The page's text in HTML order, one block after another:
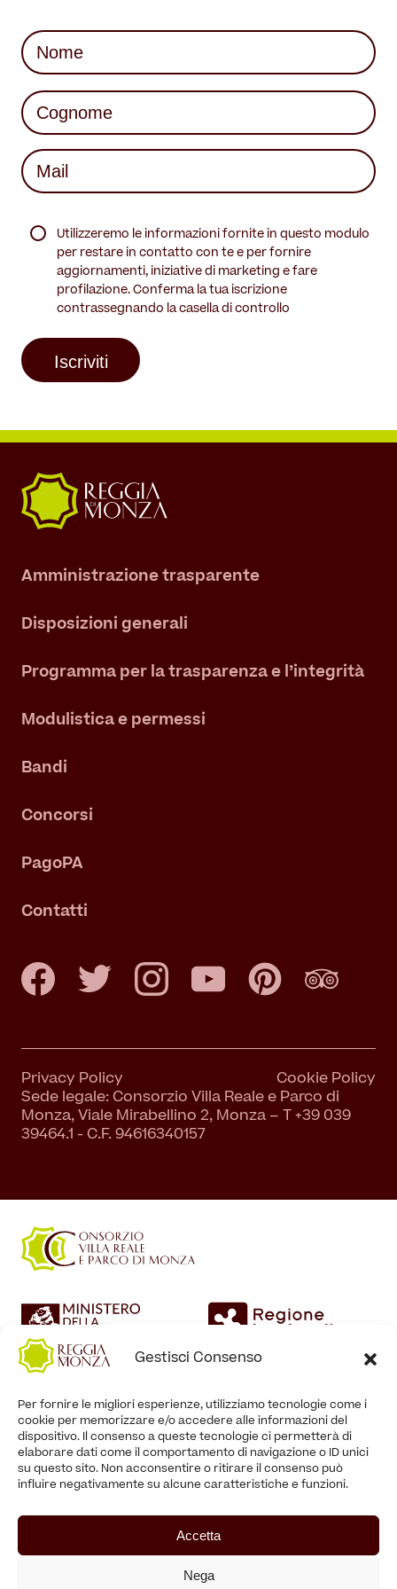
Gestisci Consenso
Per fornire le migliori esperienze, utilizziamo tecnologie come i
cookie per memorizzare e/o accedere alle informazioni del
dispositivo. Il consenso a queste tecnologie ci permetterà di
elaborare dati come il comportamento di navigazione o ID unici
su questo sito. Non acconsentire o ritirare il consenso può
influire negativamente su alcune caratteristiche e funzioni.
Accetta
Nega
Nome
(Required)
Last
Mail
(Required)
Utilizzeremo le informazioni fornite in questo modulo
per restare in contatto con te e per fornire
aggiornamenti, iniziative di marketing e fare
profilazione. Conferma la tua iscrizione
contrassegnando la casella di controllo
Amministrazione trasparente
Disposizioni generali
Programma per la trasparenza e l’integrità
Modulistica e permessi
Bandi
Concorsi
PagoPA
Contatti
Privacy Policy
Cookie Policy
Sede legale: Consorzio Villa Reale e Parco di
Monza, Viale Mirabellino 2, Monza – T +39 039
39464.1 - C.F. 94616340157